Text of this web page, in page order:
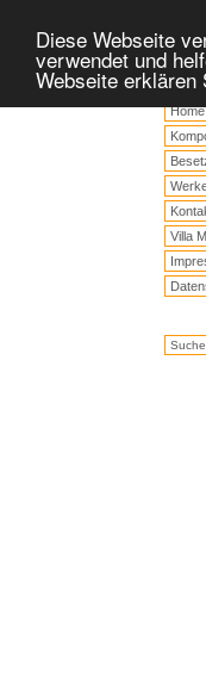
Diese Webseite
verwendet und
Webseite
Home
Villa